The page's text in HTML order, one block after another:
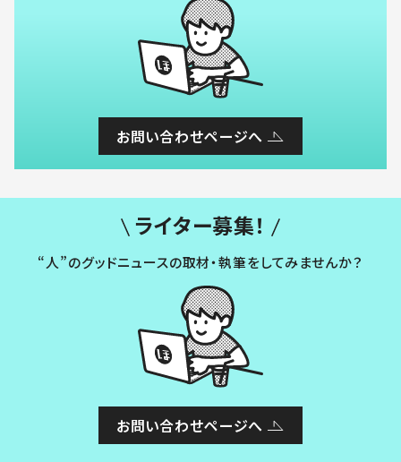
お問い合わせページへ
ライター募集！
“人”のグッドニュースの取材・執筆をしてみませんか？
お問い合わせページへ